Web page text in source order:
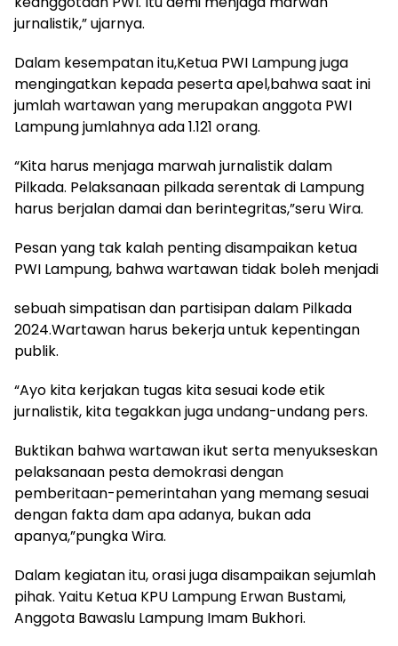
jurnalistik,” ujarnya.
Dalam kesempatan itu,Ketua PWI Lampung juga
mengingatkan kepada peserta apel,bahwa saat ini
jumlah wartawan yang merupakan anggota PWI
Lampung jumlahnya ada 1.121 orang.
“Kita harus menjaga marwah jurnalistik dalam
Pilkada. Pelaksanaan pilkada serentak di Lampung
harus berjalan damai dan berintegritas,”seru Wira.
Pesan yang tak kalah penting disampaikan ketua
PWI Lampung, bahwa wartawan tidak boleh menjadi
sebuah simpatisan dan partisipan dalam Pilkada
2024.Wartawan harus bekerja untuk kepentingan
publik.
“Ayo kita kerjakan tugas kita sesuai kode etik
jurnalistik, kita tegakkan juga undang-undang pers.
Buktikan bahwa wartawan ikut serta menyukseskan
pelaksanaan pesta demokrasi dengan
pemberitaan-pemerintahan yang memang sesuai
dengan fakta dam apa adanya, bukan ada
apanya,”pungka Wira.
Dalam kegiatan itu, orasi juga disampaikan sejumlah
pihak. Yaitu Ketua KPU Lampung Erwan Bustami,
Anggota Bawaslu Lampung Imam Bukhori.